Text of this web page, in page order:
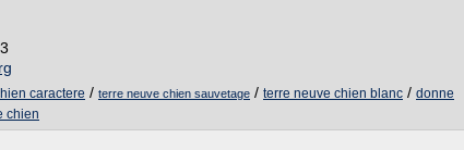
caractere / terre neuve chien sauvetage / terre neuve chien blanc / donne
chien